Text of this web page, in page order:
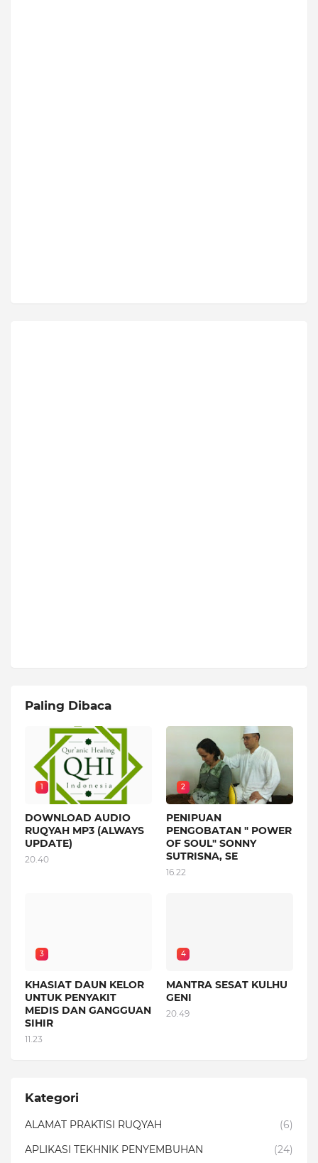
Paling Dibaca
1
DOWNLOAD AUDIO
RUQYAH MP3 (ALWAYS
UPDATE)
20.40
2
PENIPUAN
PENGOBATAN " POWER
OF SOUL" SONNY
SUTRISNA, SE
16.22
3
KHASIAT DAUN KELOR
UNTUK PENYAKIT
MEDIS DAN GANGGUAN
SIHIR
11.23
4
MANTRA SESAT KULHU
GENI
20.49
Kategori
ALAMAT PRAKTISI RUQYAH
(6)
APLIKASI TEKHNIK PENYEMBUHAN
(24)